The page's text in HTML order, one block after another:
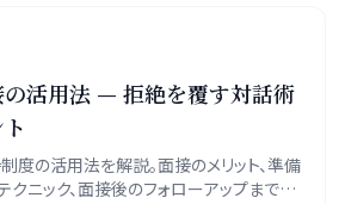
活用法 — 拒絶を覆す対話術
度の活用法を解説。面接のメリット、準備
ニック、面接後のフォローアップまで実